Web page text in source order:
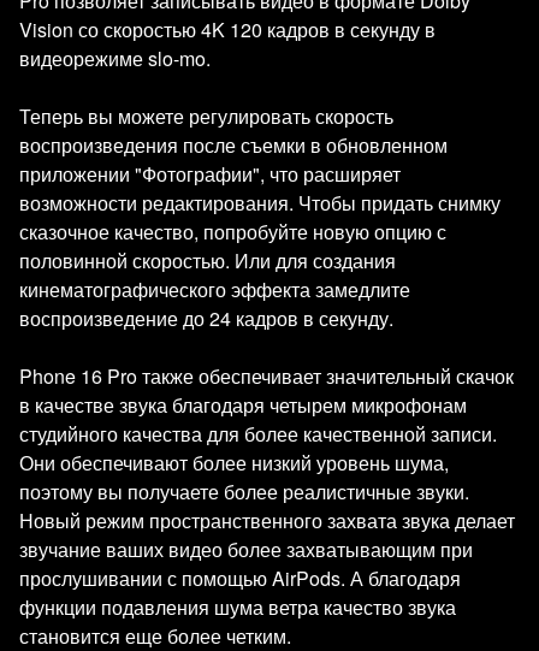
Vision со скоростью 4K 120 кадров в секунду в
видеорежиме slo-mo.
Теперь вы можете регулировать скорость
воспроизведения после съемки в обновленном
приложении "Фотографии", что расширяет
возможности редактирования. Чтобы придать снимку
сказочное качество, попробуйте новую опцию с
половинной скоростью. Или для создания
кинематографического эффекта замедлите
воспроизведение до 24 кадров в секунду.
Phone 16 Pro также обеспечивает значительный скачок
в качестве звука благодаря четырем микрофонам
студийного качества для более качественной записи.
Они обеспечивают более низкий уровень шума,
поэтому вы получаете более реалистичные звуки.
Новый режим пространственного захвата звука делает
звучание ваших видео более захватывающим при
прослушивании с помощью AirPods. А благодаря
функции подавления шума ветра качество звука
становится еще более четким.